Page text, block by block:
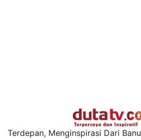
Terdepan, Menginspirasi Dari